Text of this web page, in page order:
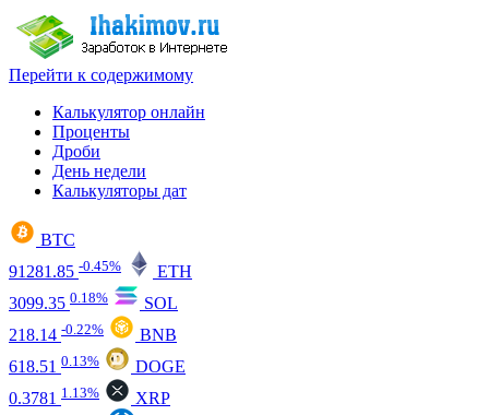
Перейти к содержимому
Калькулятор онлайн
Проценты
Дроби
День недели
Калькуляторы дат
BTC
91281.85 -0.45%
ETH
3099.35 0.18%
SOL
218.14 -0.22%
BNB
618.51 0.13%
DOGE
0.3781 1.13%
XRP